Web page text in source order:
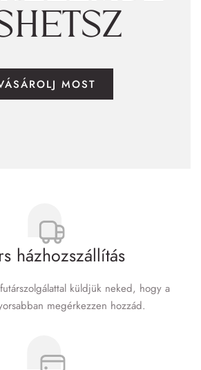
MOST
házhozszállítás
küldjük neked, hogy a
megérkezzen hozzád.